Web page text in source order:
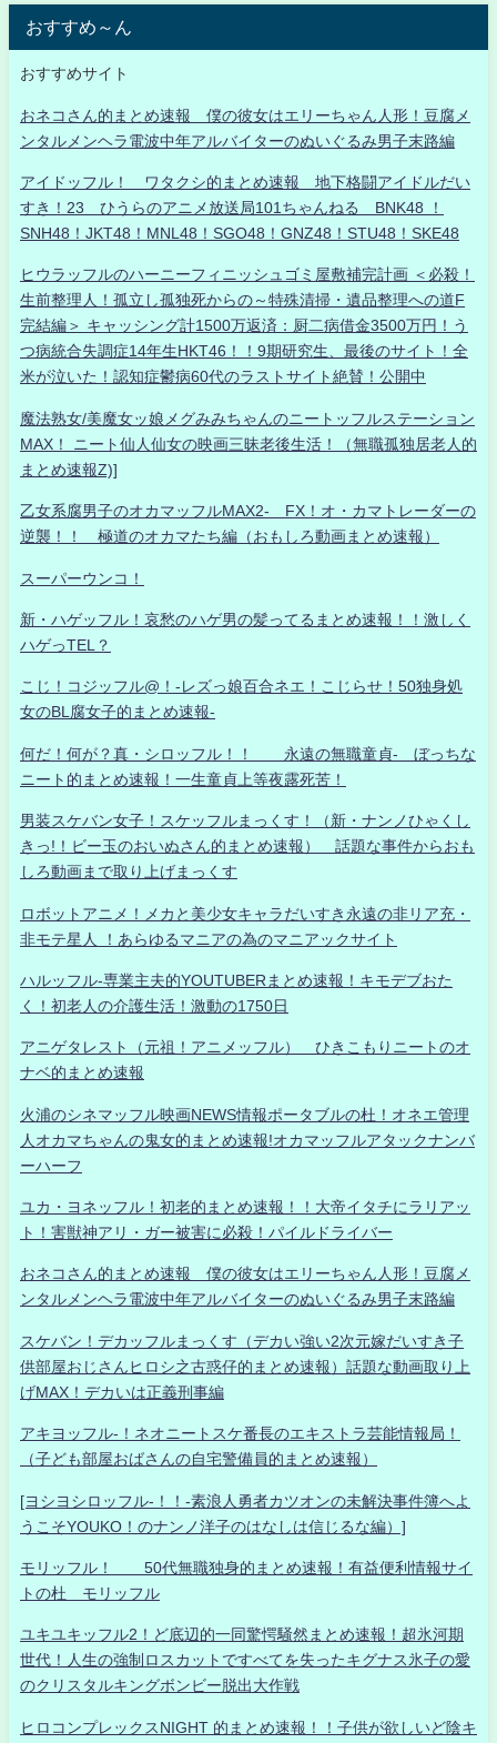
おすすめ～ん
おすすめサイト
おネコさん的まとめ速報 僕の彼女はエリーちゃん人形！豆腐メ
ンタルメンヘラ電波中年アルバイターのぬいぐるみ男子末路編
アイドッフル！ ワタクシ的まとめ速報 地下格闘アイドルだい
すき！23 ひうらのアニメ放送局101ちゃんねる BNK48 ！
SNH48！JKT48！MNL48！SGO48！GNZ48！STU48！SKE48
ヒウラッフルのハーニーフィニッシュゴミ屋敷補完計画 ＜必殺！
生前整理人！孤立し孤独死からの～特殊清掃・遺品整理への道F
完結編＞ キャッシング計1500万返済：厨二病借金3500万円！う
つ病統合失調症14年生HKT46！！9期研究生、最後のサイト！全
米が泣いた！認知症鬱病60代のラストサイト絶賛！公開中
魔法熟女/美魔女ッ娘メグみみちゃんのニートッフルステーション
MAX！ ニート仙人仙女の映画三昧老後生活！（無職孤独居老人的
まとめ速報Z)]
乙女系腐男子のオカマッフルMAX2- FX！オ・カマトレーダーの
逆襲！！ 極道のオカマたち編（おもしろ動画まとめ速報）
スーパーウンコ！
新・ハゲッフル！哀愁のハゲ男の髪ってるまとめ速報！！激しく
ハゲっTEL？
こじ！コジッフル@！-レズっ娘百合ネエ！こじらせ！50独身処
女のBL腐女子的まとめ速報-
何だ！何が？真・シロッフル！！ 永遠の無職童貞- ぼっちな
ニート的まとめ速報！一生童貞上等夜露死苦！
男装スケバン女子！スケッフルまっくす！（新・ナンノひゃくし
きっ!！ビー玉のおいぬさん的まとめ速報） 話題な事件からおも
しろ動画まで取り上げまっくす
ロボットアニメ！メカと美少女キャラだいすき永遠の非リア充・
非モテ星人 ！あらゆるマニアの為のマニアックサイト
ハルッフル-専業主夫的YOUTUBERまとめ速報！キモデブおた
く！初老人の介護生活！激動の1750日
アニゲタレスト（元祖！アニメッフル） ひきこもりニートのオ
ナベ的まとめ速報
火浦のシネマッフル映画NEWS情報ポータブルの杜！オネエ管理
人オカマちゃんの鬼女的まとめ速報!オカマッフルアタックナンバ
ーハーフ
ユカ・ヨネッフル！初老的まとめ速報！！大帝イタチにラリアッ
ト！害獣神アリ・ガー被害に必殺！パイルドライバー
おネコさん的まとめ速報 僕の彼女はエリーちゃん人形！豆腐メ
ンタルメンヘラ電波中年アルバイターのぬいぐるみ男子末路編
スケバン！デカッフルまっくす（デカい強い2次元嫁だいすき子
供部屋おじさんヒロシ之古惑仔的まとめ速報）話題な動画取り上
げMAX！デカいは正義刑事編
アキヨッフル-！ネオニートスケ番長のエキストラ芸能情報局！
（子ども部屋おばさんの自宅警備員的まとめ速報）
[ヨシヨシロッフル-！！-素浪人勇者カツオンの未解決事件簿へよ
うこそYOUKO！のナンノ洋子のはなしは信じるな編）]
モリッフル！ 50代無職独身的まとめ速報！有益便利情報サイ
トの杜 モリッフル
ユキユキッフル2！ど底辺的一同驚愕騒然まとめ速報！超氷河期
世代！人生の強制ロスカットですべてを失ったキグナス氷子の愛
のクリスタルキングボンビー脱出大作戦
ヒロコンプレックスNIGHT 的まとめ速報！！子供が欲しいど陰キ